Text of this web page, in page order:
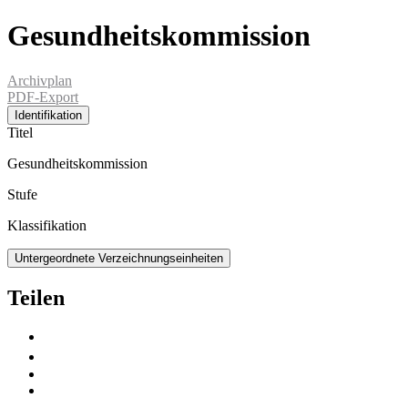
Gesundheitskommission
Archivplan
PDF-Export
Identifikation
Titel
Gesundheitskommission
Stufe
Klassifikation
Untergeordnete Verzeichnungseinheiten
Teilen